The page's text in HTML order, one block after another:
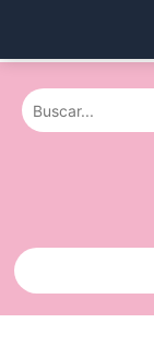
contenido